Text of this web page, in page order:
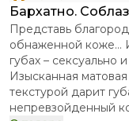
Бархатно.
Представь
обнаженной коже…
губах – сексуально
Изысканная
текстурой дарит
непревзойденный комфорт.